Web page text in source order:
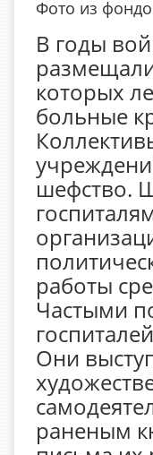
Фото из
В годы
которых
больные
шефство.
работы
Частыми
Они
раненым